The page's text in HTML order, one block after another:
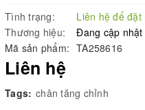
Tình trạng:
Liên hệ để đặt
Thương hiệu:
Đang cập nhật
Mã sản phẩm: TA258616
Liên hệ
Tags: chân tăng chỉnh